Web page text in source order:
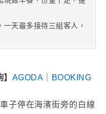
一天最多接待三組客人，
AGODA BOOKING
子停在海濱街旁的白線